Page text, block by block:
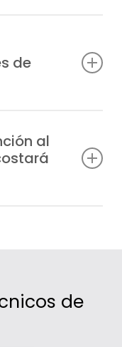
y envía un
inmueble
posible.
de
de
al
de